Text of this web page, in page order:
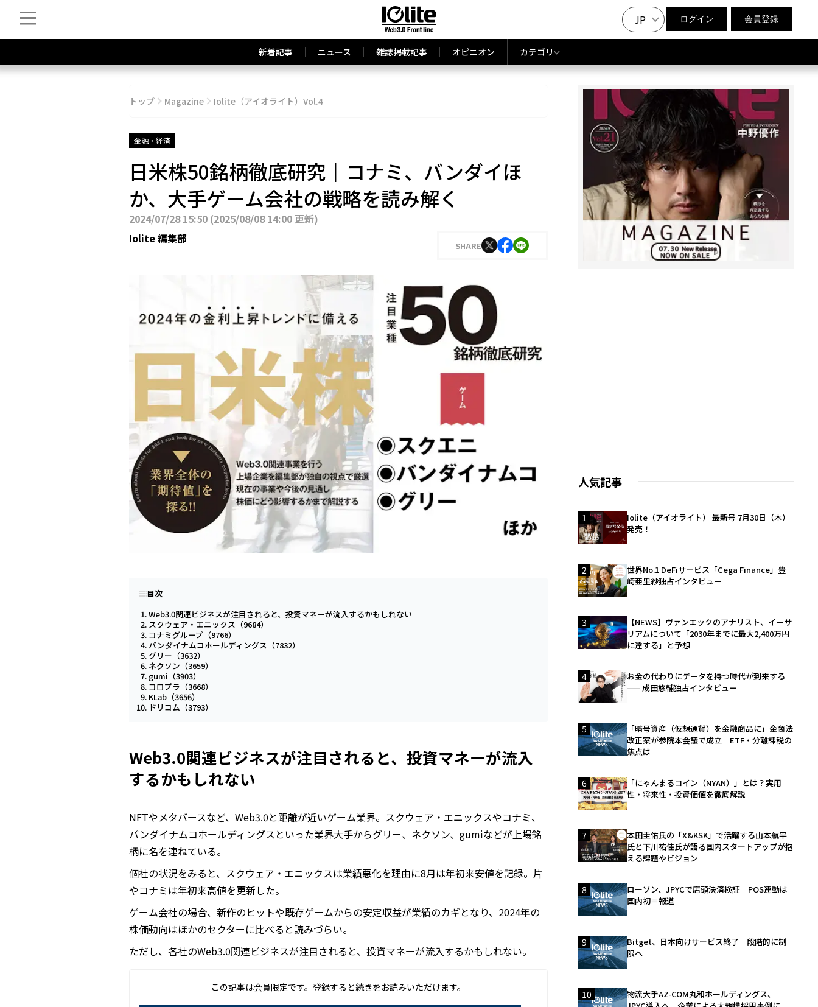
JP ログイン 会員登録
新着記事 ニュース 雑誌掲載記事 オピニオン カテゴリ
トップ Magazine Iolite（アイオライト）Vol.4
金融・経済
日米株50銘柄徹底研究｜コナミ、バンダイほ
か、大手ゲーム会社の戦略を読み解く
2024/07/28 15:50(2025/08/08 14:00 更新)
Iolite 編集部
SHARE
目次
Web3.0関連ビジネスが注目されると、投資マネーが流入するかもしれない
スクウェア・エニックス（9684）
コナミグループ（9766）
バンダイナムコホールディングス（7832）
グリー（3632）
ネクソン（3659）
gumi（3903）
コロプラ（3668）
KLab（3656）
ドリコム（3793）
Web3.0関連ビジネスが注目されると、投資マネーが流入
するかもしれない
NFTやメタバースなど、Web3.0と距離が近いゲーム業界。スクウェア・エニックスやコナミ、
バンダイナムコホールディングスといった業界大手からグリー、ネクソン、gumiなどが上場銘
柄に名を連ねている。
個社の状況をみると、スクウェア・エニックスは業績悪化を理由に8月は年初来安値を記録。片
やコナミは年初来高値を更新した。
ゲーム会社の場合、新作のヒットや既存ゲームからの安定収益が業績のカギとなり、2024年の
株価動向はほかのセクターに比べると読みづらい。
ただし、各社のWeb3.0関連ビジネスが注目されると、投資マネーが流入するかもしれない。
この記事は会員限定です。登録すると続きをお読みいただけます。
人気記事
1
Iolite（アイオライト） 最新号 7月30日（木）
発売！
2
世界No.1 DeFiサービス「Cega Finance」豊
崎亜里紗独占インタビュー
3
【NEWS】ヴァンエックのアナリスト、イーサ
リアムについて「2030年までに最大2,400万円
に達する」と予想
4
お金の代わりにデータを持つ時代が到来する
—— 成田悠輔独占インタビュー
5
「暗号資産（仮想通貨）を金融商品に」金商法
改正案が参院本会議で成立 ETF・分離課税の
焦点は
6
「にゃんまるコイン（NYAN）」とは？実用
性・将来性・投資価値を徹底解説
7
本田圭佑氏の「X&KSK」で活躍する山本航平
氏と下川祐佳氏が語る国内スタートアップが抱
える課題やビジョン
8
ローソン、JPYCで店頭決済検証 POS連動は
国内初＝報道
9
Bitget、日本向けサービス終了 段階的に制
限へ
10
物流大手AZ-COM丸和ホールディングス、